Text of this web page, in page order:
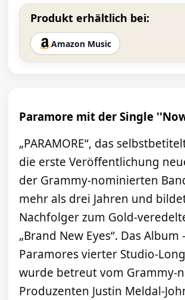
Produkt erhältlich bei:
Amazon Music
Paramore mit der Single
„PARAMORE“, das
die erste Veröffentlichung
der Grammy-nominierten
mehr als drei Jahren und
Nachfolger zum Gold-
„Brand New Eyes“. Das Album
Paramores vierter Studio-
wurde betreut vom Grammy-
Produzenten Justin Meldal-